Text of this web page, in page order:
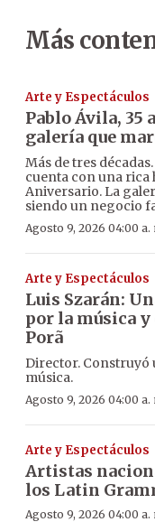
Más
Arte y Espectáculos
Pablo Ávila, 35
galería que
Más de tres
cuenta con una
Aniversario. La
siendo un negocio
Agosto 9, 2026 04:00 a.
Arte y Espectáculos
Luis Szarán:
por la música
Porã
Director. Construyó
música.
Agosto 9, 2026 04:00 a.
Arte y Espectáculos
Artistas
los Latin
Agosto 9, 2026 04:00 a.